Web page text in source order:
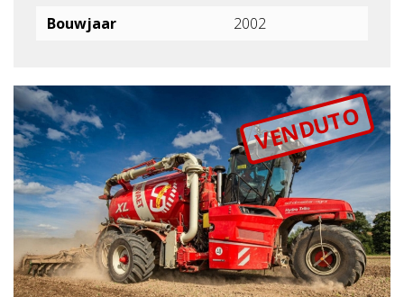
Bouwjaar
2002
VENDUTO